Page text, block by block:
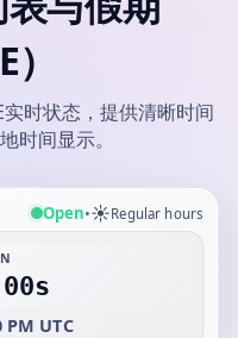
时状态，提供清晰时间
时间显示。
Open•☀️Regular hours
PM UTC